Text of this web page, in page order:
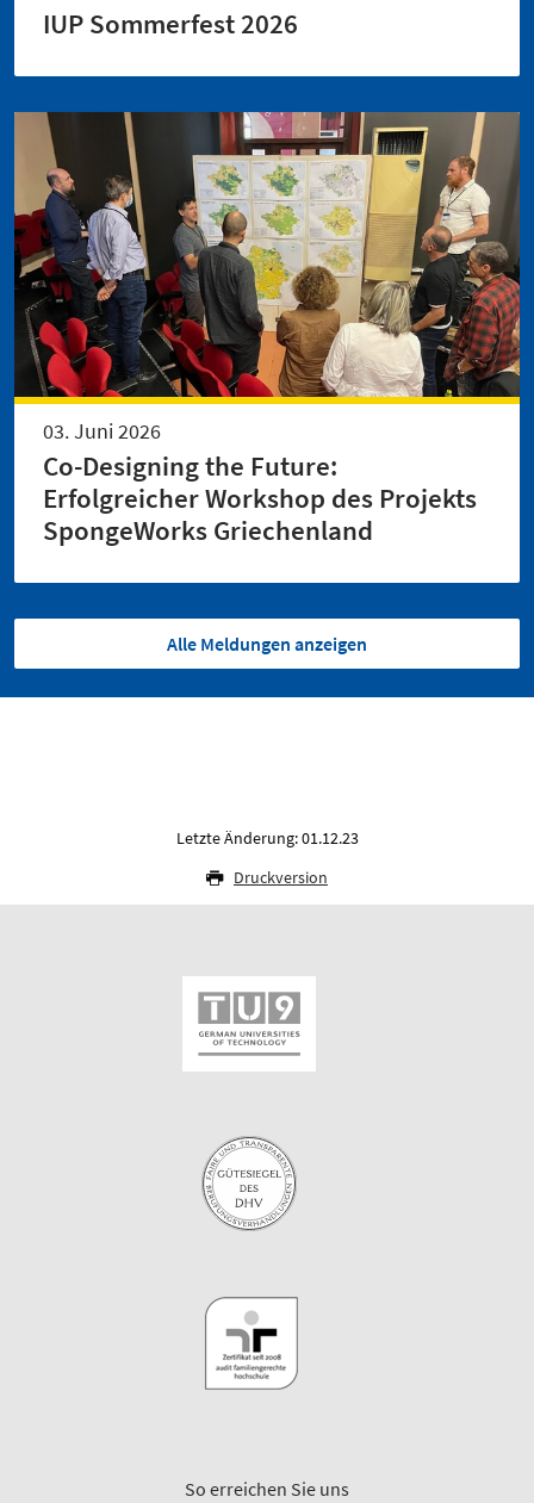
IUP Sommerfest 2026
03. Juni 2026
Co-Designing the Future:
Erfolgreicher Workshop des Projekts
SpongeWorks Griechenland
Alle Meldungen anzeigen
Letzte Änderung: 01.12.23
Druckversion
So erreichen Sie uns